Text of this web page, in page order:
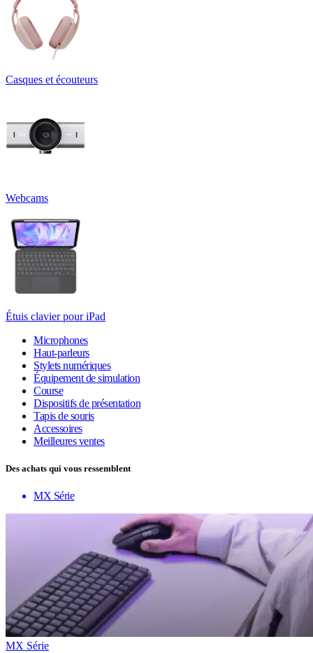
Casques et écouteurs
Webcams
Étuis clavier pour iPad
Microphones
Haut-parleurs
Stylets numériques
Équipement de simulation
Course
Dispositifs de présentation
Tapis de souris
Accessoires
Meilleures ventes
Des achats qui vous ressemblent
MX Série
MX Série